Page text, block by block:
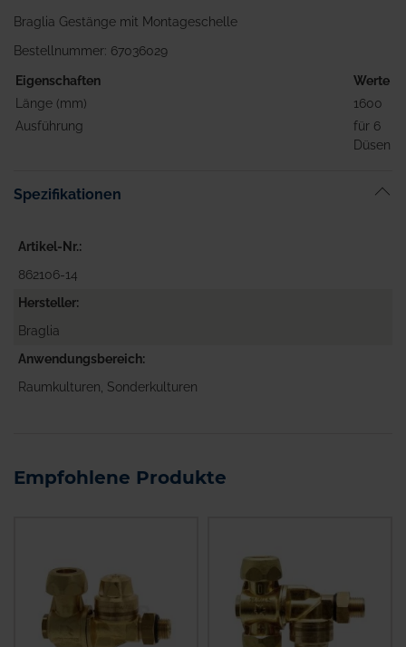
Braglia Gestänge mit Montageschelle
Bestellnummer: 67036029
Eigenschaften
Werte
Länge (mm)
1600
Ausführung
für 6
Düsen
Spezifikationen
Artikel-Nr.
862106-14
Hersteller
Braglia
Anwendungsbereich
Raumkulturen, Sonderkulturen
Empfohlene Produkte